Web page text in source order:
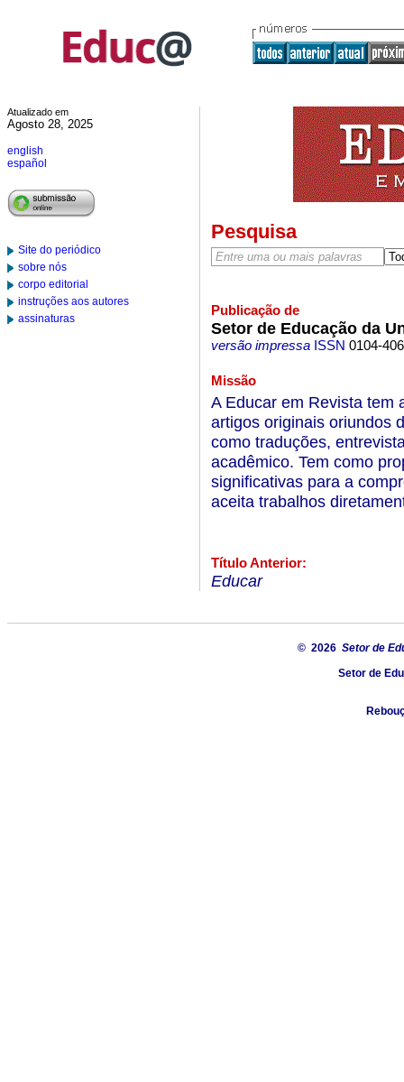
Atualizado em
Agosto 28, 2025
english
español
Site do periódico
sobre nós
corpo editorial
instruções aos autores
assinaturas
Pesquisa
Publicação de
Setor de Educação da
versão impressaISSN 0104-
Missão
A Educar em Revista tem
artigos originais oriundos
como traduções,
acadêmico. Tem como
significativas para a
aceita trabalhos
Título Anterior:
Educar
© 2026 Setor de
Setor de